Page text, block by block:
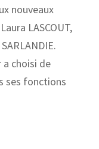
nouveaux
LASCOUT,
a choisi de
ses fonctions